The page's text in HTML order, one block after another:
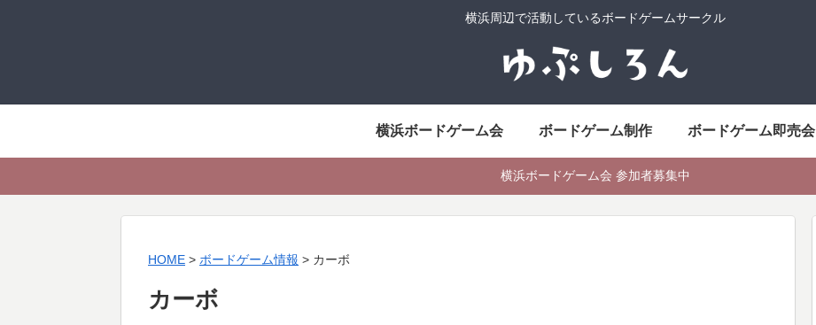
横浜周辺で活動しているボードゲームサークル
横浜ボードゲーム会 ボードゲーム制作 ボードゲーム即売会
横浜ボードゲーム会 参加者募集中
HOME > ボードゲーム情報 > カーボ
カーボ